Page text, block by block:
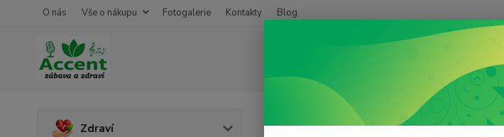
O nás Vše o nákupu Fotogalerie Kontakty Blog
Zdraví
Aromaterapie BIO éterické oleje Bio